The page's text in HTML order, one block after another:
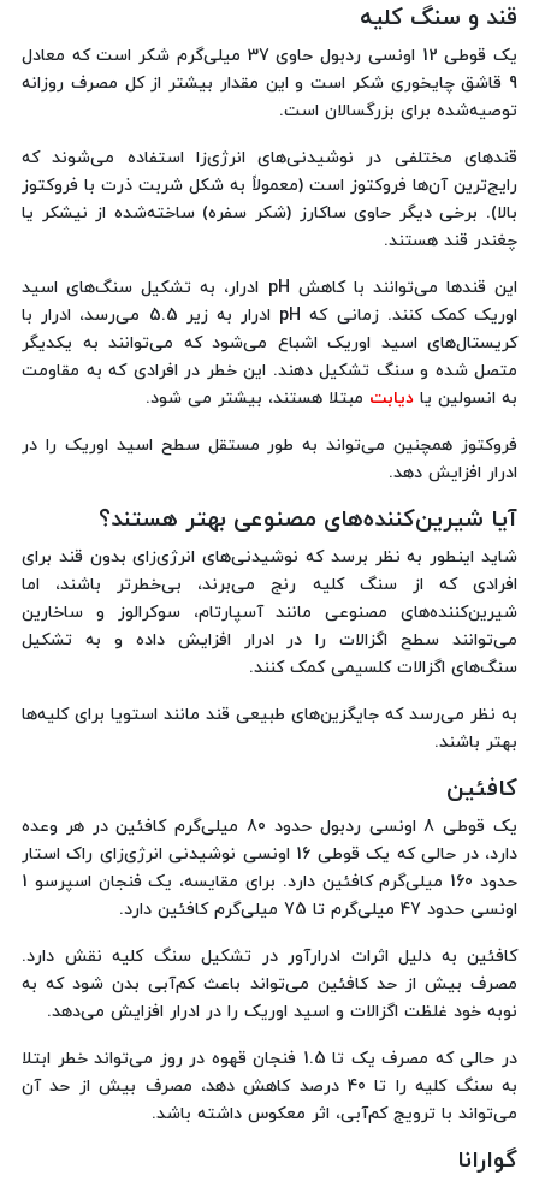
قند و سنگ کلیه
یک قوطی 12 اونسی ردبول حاوی 37 میلی‌گرم شکر است که معادل
9 قاشق چایخوری شکر است و این مقدار بیشتر از کل مصرف روزانه
توصیه‌شده برای بزرگسالان است.
قندهای مختلفی در نوشیدنی‌های انرژی‌زا استفاده می‌شوند که
رایج‌ترین آن‌ها فروکتوز است (معمولاً به شکل شربت ذرت با فروکتوز
بالا). برخی دیگر حاوی ساکارز (شکر سفره) ساخته‌شده از نیشکر یا
چغندر قند هستند.
این قندها می‌توانند با کاهش pH ادرار، به تشکیل سنگ‌های اسید
اوریک کمک کنند. زمانی که pH ادرار به زیر 5.5 می‌رسد، ادرار با
کریستال‌های اسید اوریک اشباع می‌شود که می‌توانند به یکدیگر
متصل شده و سنگ تشکیل دهند. این خطر در افرادی که به مقاومت
به انسولین یا دیابت مبتلا هستند، بیشتر می شود.
فروکتوز همچنین می‌تواند به طور مستقل سطح اسید اوریک را در
ادرار افزایش دهد.
آیا شیرین‌کننده‌های مصنوعی بهتر هستند؟
شاید اینطور به نظر برسد که نوشیدنی‌های انرژی‌زای بدون قند برای
افرادی که از سنگ کلیه رنج می‌برند، بی‌خطرتر باشند، اما
شیرین‌کننده‌های مصنوعی مانند آسپارتام، سوکرالوز و ساخارین
می‌توانند سطح اگزالات را در ادرار افزایش داده و به تشکیل
سنگ‌های اگزالات کلسیمی کمک کنند.
به نظر می‌رسد که جایگزین‌های طبیعی قند مانند استویا برای کلیه‌ها
بهتر باشند.
کافئین
یک قوطی 8 اونسی ردبول حدود 80 میلی‌گرم کافئین در هر وعده
دارد، در حالی که یک قوطی 16 اونسی نوشیدنی انرژی‌زای راک استار
حدود 160 میلی‌گرم کافئین دارد. برای مقایسه، یک فنجان اسپرسو 1
اونسی حدود 47 میلی‌گرم تا 75 میلی‌گرم کافئین دارد.
کافئین به دلیل اثرات ادرارآور در تشکیل سنگ کلیه نقش دارد.
مصرف بیش از حد کافئین می‌تواند باعث کم‌آبی بدن شود که به
نوبه خود غلظت اگزالات و اسید اوریک را در ادرار افزایش می‌دهد.
در حالی که مصرف یک تا 1.5 فنجان قهوه در روز می‌تواند خطر ابتلا
به سنگ کلیه را تا 40 درصد کاهش دهد، مصرف بیش از حد آن
می‌تواند با ترویج کم‌آبی، اثر معکوس داشته باشد.
گوارانا